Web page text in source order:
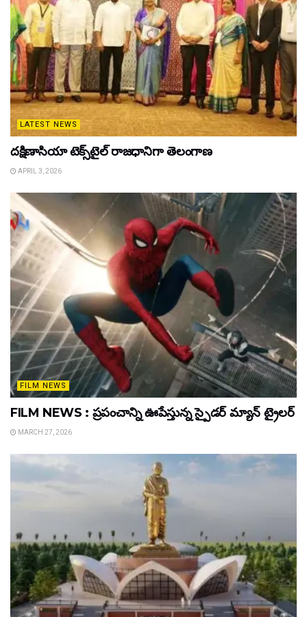
LATEST NEWS
దక్షిణాసియా టెక్స్‌టైల్ రాజధానిగా తెలంగాణ
APRIL 3, 2026
FILM NEWS
FILM NEWS : ప్రపంచాన్ని ఊపేస్తున్న స్పైడర్ మ్యాన్ ట్రైలర్
MARCH 27, 2026